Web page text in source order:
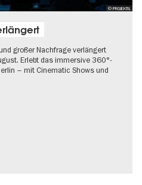
© PROJEKTIL
großer Nachfrage verlängert
Erlebt das immersive 360°-
– mit Cinematic Shows und